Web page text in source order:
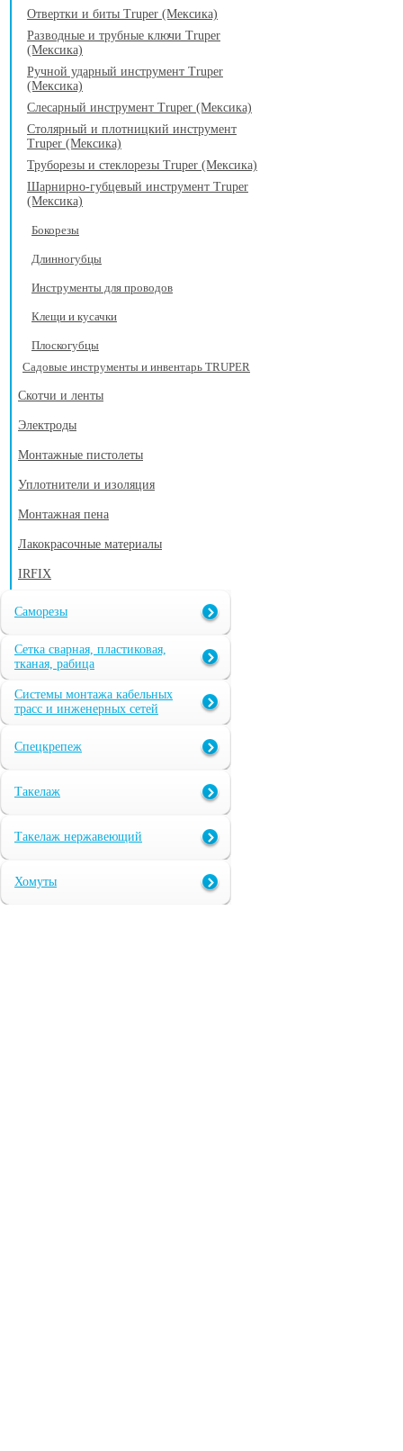
Отвертки и биты Truper (Мексика)
Разводные и трубные ключи Truper
(Мексика)
Ручной ударный инструмент Truper
(Мексика)
Слесарный инструмент Truper (Мексика)
Столярный и плотницкий инструмент
Truper (Мексика)
Труборезы и стеклорезы Truper (Мексика)
Шарнирно-губцевый инструмент Truper
(Мексика)
Бокорезы
Длинногубцы
Инструменты для проводов
Клещи и кусачки
Плоскогубцы
Садовые инструменты и инвентарь TRUPER
Скотчи и ленты
Электроды
Монтажные пистолеты
Уплотнители и изоляция
Монтажная пена
Лакокрасочные материалы
IRFIX
Саморезы
Сетка сварная, пластиковая,
тканая, рабица
Системы монтажа кабельных
трасс и инженерных сетей
Спецкрепеж
Такелаж
Такелаж нержавеющий
Хомуты